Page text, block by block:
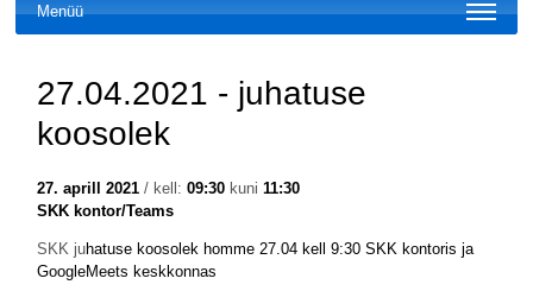
Menüü
27.04.2021 - juhatuse
koosolek
27. aprill 2021/ kell: 09:30kuni 11:30
SKK kontor/Teams
SKK juhatuse koosolek homme 27.04 kell 9:30 SKK kontoris ja
GoogleMeets keskkonnas